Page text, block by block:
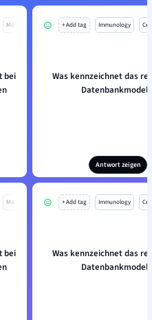
Mo
bei
+ Add tag Immunology
Was kennzeichnet das
Antwort zeigen
Mo
bei
+ Add tag Immunology
Was kennzeichnet das